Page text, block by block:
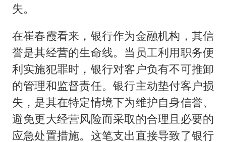
失。
在崔春霞看来，银行作为金融机构，其信
誉是其经营的生命线。当员工利用职务便
利实施犯罪时，银行对客户负有不可推卸
的管理和监督责任。银行主动垫付客户损
失，是其在特定情境下为维护自身信誉、
避免更大经营风险而采取的合理且必要的
应急处置措施。这笔支出直接导致了银行